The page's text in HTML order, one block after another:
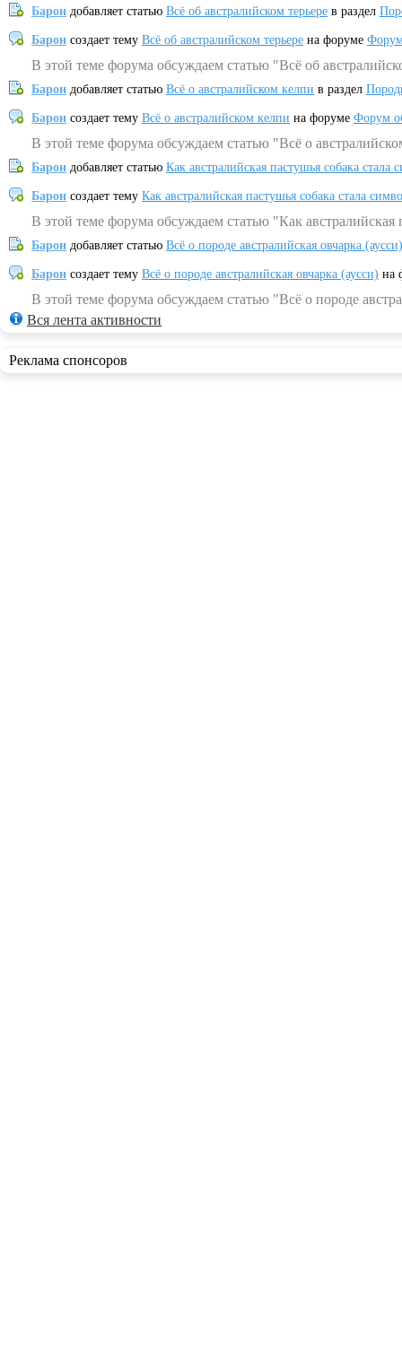
Барон добавляет статью Всё об австралийском терьере в раздел
Барон создает тему Всё об австралийском терьере на форуме
В этой теме форума обсуждаем статью "Всё об
Барон добавляет статью Всё о австралийском келпи в раздел
Барон создает тему Всё о австралийском келпи на форуме Форум
В этой теме форума обсуждаем статью "Всё о
Барон добавляет статью Как австралийская пастушья собака
Барон создает тему Как австралийская пастушья собака стала
В этой теме форума обсуждаем статью "Как
Барон добавляет статью Всё о породе австралийская овчарка (аусси)
Барон создает тему Всё о породе австралийская овчарка (аусси) на
В этой теме форума обсуждаем статью "Всё о породе
Вся лента активности
Реклама спонсоров